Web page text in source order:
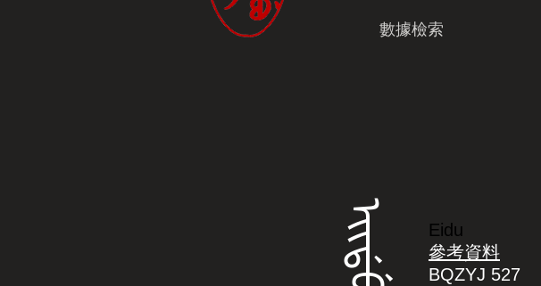
數據檢索
ᡝᡳᡩᡠ
Eidu
參考資料
BQZYJ 527